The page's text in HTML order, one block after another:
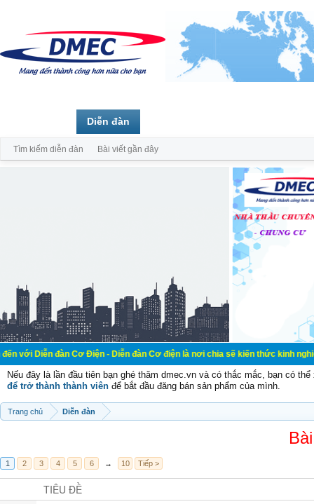
đàn Cơ Điện - Diễn đàn Cơ điện là nơi chia sẽ kiến thức kinh nghiệm
Nếu đây là lần đầu tiên bạn ghé thăm dmec.vn và có thắc mắc, bạn có
để trở thành thành viên để bắt đầu đăng bán sản phẩm của mình.
Trang chủ Diễn đàn
1 2 3 4 5 6 → 10 Tiếp >
TIÊU ĐỀ
Diễn đàn
Tìm kiếm diễn đàn Bài viết gần đây